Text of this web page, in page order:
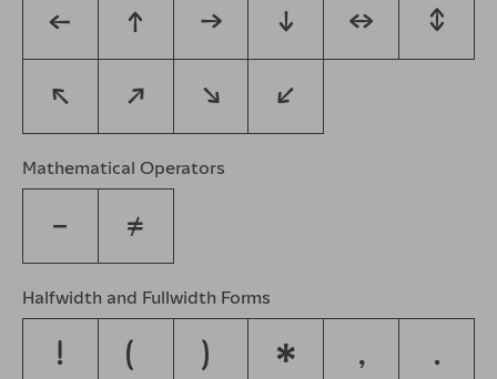
← ↑ → ↓ ↔ ↕
↖ ↗ ↘ ↙
Mathematical Operators
− ≠
Halfwidth and Fullwidth Forms
！ （ ） ＊ ， ．